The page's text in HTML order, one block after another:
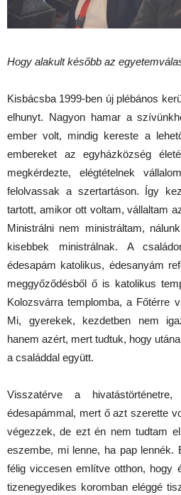
Hogy alakult később az
Kisbácsba 1999-ben új plébános
elhunyt. Nagyon hamar a
ember volt, mindig kereste a
embereket az egyházközség
megkérdezte, elégtételnek
felolvassak a szertartáson. Így
tartott, amikor ott voltam, vállaltam
Ministrálni nem ministráltam,
kisebbek ministrálnak. A
édesapám katolikus, édesanyám
meggyőződésből ő is katolikus
Kolozsvárra templomba, a Főtérre
Mi, gyerekek, kezdetben nem
hanem azért, mert tudtuk, hogy
a családdal együtt.
Visszatérve a
édesapámmal, mert ő azt szerette
végezzek, de ezt én nem tudtam
eszembe, mi lenne, ha pap lennék.
félig viccesen említve otthon, hogy
tizenegyedikes koromban eléggé